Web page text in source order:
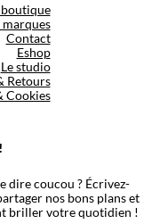
boutique
marques
Contact
Eshop
Le studio
Retours
Cookies
dire coucou ? Écrivez-
nos bons plans et
briller votre quotidien !